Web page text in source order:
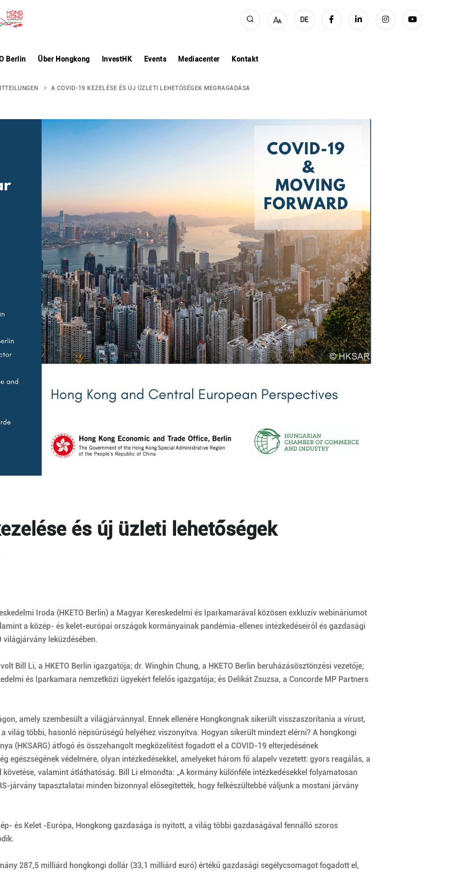
DE
Berlin Über Hongkong InvestHK Events Mediacenter Kontakt
A COVID-19 KEZELÉSE ÉS ÚJ ÜZLETI LEHETŐSÉGEK MEGRAGADÁSA
és új üzleti lehetőségek
Iroda (HKETO Berlin) a Magyar Kereskedelmi és Iparkamarával közösen exkluzív webináriumot
a közép- és kelet-európai országok kormányainak pandémia-ellenes intézkedéseiről és gazdasági
leküzdésében.
Bill Li, a HKETO Berlin igazgatója; dr. Winghin Chung, a HKETO Berlin beruházásösztönzési vezetője;
és Iparkamara nemzetközi ügyekért felelős igazgatója; és Delikát Zsuzsa, a Concorde MP Partners
amely szembesült a világjárvánnyal. Ennek ellenére Hongkongnak sikerült visszaszorítania a vírust,
világ többi, hasonló népsűrűségű helyéhez viszonyítva. Hogyan sikerült mindezt elérni? A hongkongi
(HKSARG) átfogó és összehangolt megközelítést fogadott el a COVID-19 elterjedésének
egészségének védelmére, olyan intézkedésekkel, amelyeket három fő alapelv vezetett: gyors reagálás, a
valamint átláthatóság. Bill Li elmondta: „A kormány különféle intézkedésekkel folyamatosan
járvány tapasztalatai minden bizonnyal elősegítették, hogy felkészültebbé váljunk a mostani járvány
és Kelet -Európa, Hongkong gazdasága is nyitott, a világ többi gazdaságával fennálló szoros
287,5 milliárd hongkongi dollár (33,1 milliárd euró) értékű gazdasági segélycsomagot fogadott el,